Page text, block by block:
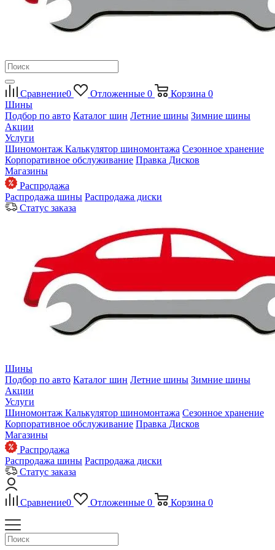
Сравнение0 Отложенные 0 Корзина 0
Шины
Подбор по авто Каталог шин Летние шины Зимние шины
Акции
Услуги
Шиномонтаж Калькулятор шиномонтажа Сезонное хранение
Корпоративное обслуживание Правка Дисков
Магазины
Распродажа
Распродажа шины Распродажа диски
Статус заказа
Шины
Подбор по авто Каталог шин Летние шины Зимние шины
Акции
Услуги
Шиномонтаж Калькулятор шиномонтажа Сезонное хранение
Корпоративное обслуживание Правка Дисков
Магазины
Распродажа
Распродажа шины Распродажа диски
Статус заказа
Сравнение0 Отложенные 0 Корзина 0